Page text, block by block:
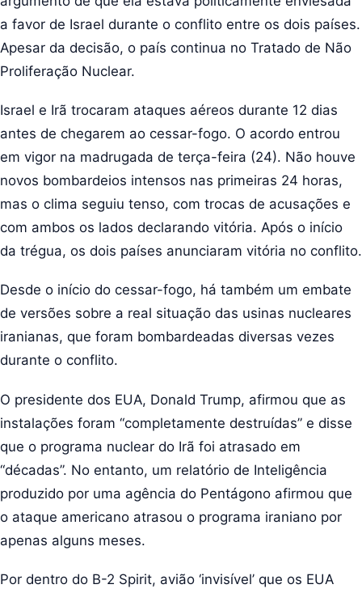
a favor de Israel durante o conflito entre os dois países.
Apesar da decisão, o país continua no Tratado de Não
Proliferação Nuclear.
Israel e Irã trocaram ataques aéreos durante 12 dias
antes de chegarem ao cessar-fogo. O acordo entrou
em vigor na madrugada de terça-feira (24). Não houve
novos bombardeios intensos nas primeiras 24 horas,
mas o clima seguiu tenso, com trocas de acusações e
com ambos os lados declarando vitória. Após o início
da trégua, os dois países anunciaram vitória no conflito.
Desde o início do cessar-fogo, há também um embate
de versões sobre a real situação das usinas nucleares
iranianas, que foram bombardeadas diversas vezes
durante o conflito.
O presidente dos EUA, Donald Trump, afirmou que as
instalações foram “completamente destruídas” e disse
que o programa nuclear do Irã foi atrasado em
“décadas”. No entanto, um relatório de Inteligência
produzido por uma agência do Pentágono afirmou que
o ataque americano atrasou o programa iraniano por
apenas alguns meses.
Por dentro do B-2 Spirit, avião ‘invisível’ que os EUA